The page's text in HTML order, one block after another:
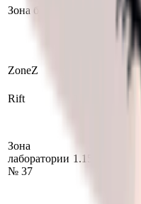
Зона бури
ZoneZ
Rift
Зона
лаборатории
№ 37
1.15